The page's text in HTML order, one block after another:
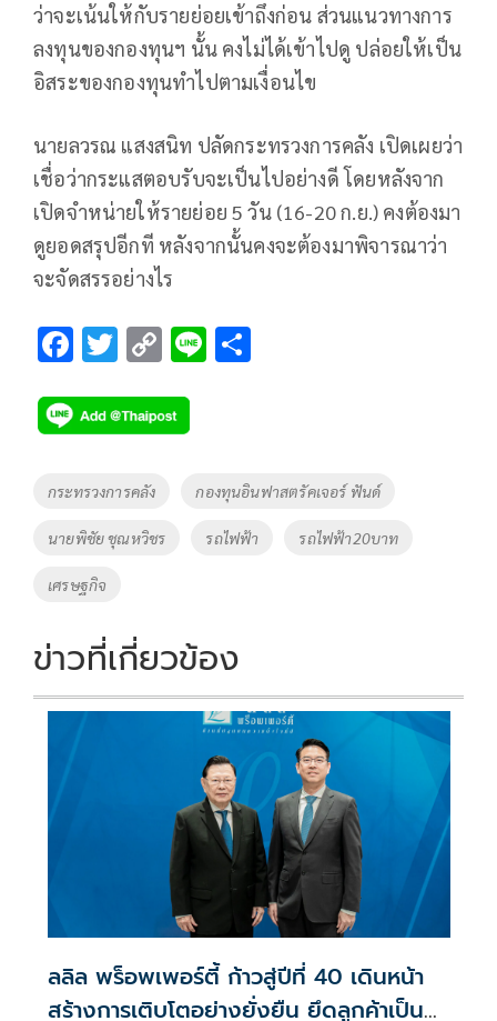
ว่าจะเน้นให้กับรายย่อยเข้าถึงก่อน ส่วนแนวทางการ
ลงทุนของกองทุนฯ นั้น คงไม่ได้เข้าไปดู ปล่อยให้เป็น
อิสระของกองทุนทำไปตามเงื่อนไข
นายลวรณ แสงสนิท ปลัดกระทรวงการคลัง เปิดเผยว่า
เชื่อว่ากระแสตอบรับจะเป็นไปอย่างดี โดยหลังจาก
เปิดจำหน่ายให้รายย่อย 5 วัน (16-20 ก.ย.) คงต้องมา
ดูยอดสรุปอีกที หลังจากนั้นคงจะต้องมาพิจารณาว่า
จะจัดสรรอย่างไร
F
e
b
o
o
k
T
tt
er
C
p
y
k
Li
Tags
กระทรวงการคลัง กองทุนอินฟาสตรัคเจอร์ ฟันด์
นายพิชัย ชุณหวิชร รถไฟฟ้า รถไฟฟ้า20บาท
เศรษฐกิจ
ข่าวที่เกี่ยวข้อง
ลลิล พร็อพเพอร์ตี้ ก้าวสู่ปีที่ 40 เดินหน้า
สร้างการเติบโตอย่างยั่งยืน ยึดลูกค้าเป็น